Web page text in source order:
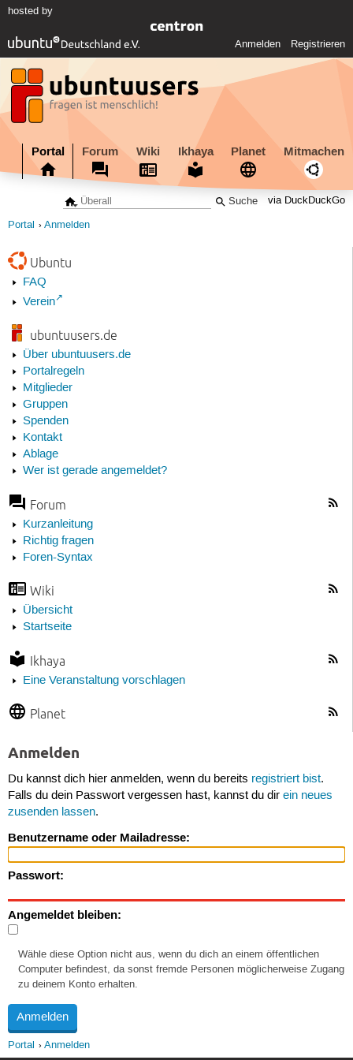
hosted by
Anmelden Registrieren
Portal Forum Wiki Ikhaya Planet Mitmachen
via DuckDuckGo
Portal Anmelden
Ubuntu
FAQ
Verein
ubuntuusers.de
Über ubuntuusers.de
Portalregeln
Mitglieder
Gruppen
Spenden
Kontakt
Ablage
Wer ist gerade angemeldet?
Forum
Kurzanleitung
Richtig fragen
Foren-Syntax
Wiki
Übersicht
Startseite
Ikhaya
Eine Veranstaltung vorschlagen
Planet
Anmelden
Du kannst dich hier anmelden, wenn du bereits registriert bist.
Falls du dein Passwort vergessen hast, kannst du dir ein neues
zusenden lassen.
Benutzername oder Mailadresse:
Passwort:
Angemeldet bleiben:
Wähle diese Option nicht aus, wenn du dich an einem öffentlichen
Computer befindest, da sonst fremde Personen möglicherweise Zugang
zu deinem Konto erhalten.
Portal Anmelden